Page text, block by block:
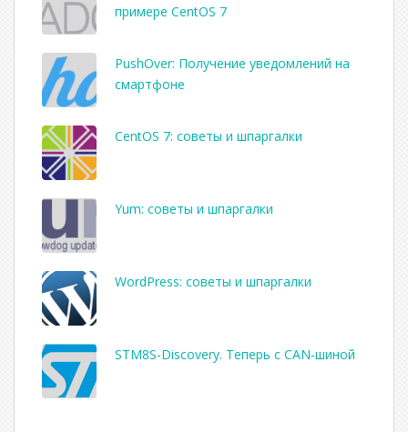
примере CentOS 7
PushOver: Получение уведомлений на
смартфоне
CentOS 7: советы и шпаргалки
Yum: советы и шпаргалки
WordPress: советы и шпаргалки
STM8S-Discovery. Теперь с CAN-шиной